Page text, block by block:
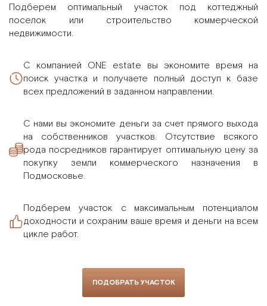
Подберем оптимальный участок под коттеджный
поселок или строительство коммерческой
недвижимости.
С компанией ONE estate вы экономите время на
поиск участка и получаете полный доступ к базе
всех предложений в заданном направлении.
С нами вы экономите деньги за счет прямого выхода
на собственников участков. Отсутствие всякого
рода посредников гарантирует оптимальную цену за
покупку земли коммерческого назначения в
Подмосковье.
Подберем участок с максимальным потенциалом
доходности и сохраним ваше время и деньги на всем
цикле работ.
ПОДОБРАТЬ УЧАСТОК